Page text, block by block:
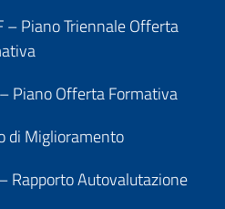
– Piano Triennale Offerta
Piano Offerta Formativa
di Miglioramento
Rapporto Autovalutazione